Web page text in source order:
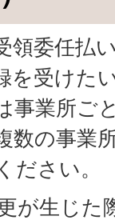
委任払
を受けた
事業所ご
数の事業
ださい。
が生じた